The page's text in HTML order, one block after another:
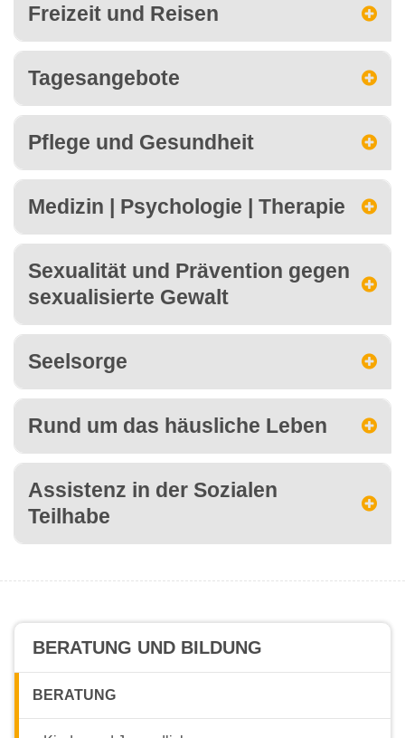
Freizeit und Reisen
Tagesangebote
Pflege und Gesundheit
Medizin | Psychologie | Therapie
Sexualität und Prävention gegen
sexualisierte Gewalt
Seelsorge
Rund um das häusliche Leben
Assistenz in der Sozialen
Teilhabe
BERATUNG UND BILDUNG
BERATUNG